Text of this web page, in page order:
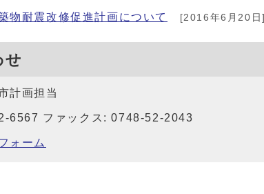
物耐震改修促進計画について [2016年6月20日]
せ
計画担当
6567 ファックス: 0748-52-2043
ォーム